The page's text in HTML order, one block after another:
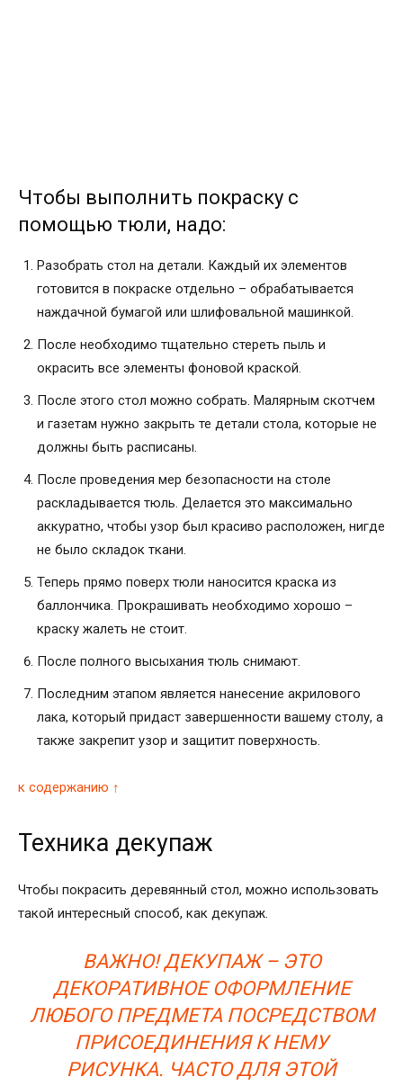
Чтобы выполнить покраску с
помощью тюли, надо:
Разобрать стол на детали. Каждый их элементов
готовится в покраске отдельно – обрабатывается
наждачной бумагой или шлифовальной машинкой.
После необходимо тщательно стереть пыль и
окрасить все элементы фоновой краской.
После этого стол можно собрать. Малярным скотчем
и газетам нужно закрыть те детали стола, которые не
должны быть расписаны.
После проведения мер безопасности на столе
раскладывается тюль. Делается это максимально
аккуратно, чтобы узор был красиво расположен, нигде
не было складок ткани.
Теперь прямо поверх тюли наносится краска из
баллончика. Прокрашивать необходимо хорошо –
краску жалеть не стоит.
После полного высыхания тюль снимают.
Последним этапом является нанесение акрилового
лака, который придаст завершенности вашему столу, а
также закрепит узор и защитит поверхность.
к содержанию ↑
Техника декупаж
Чтобы покрасить деревянный стол, можно использовать
такой интересный способ, как декупаж.
ВАЖНО! ДЕКУПАЖ – ЭТО
ДЕКОРАТИВНОЕ ОФОРМЛЕНИЕ
ЛЮБОГО ПРЕДМЕТА ПОСРЕДСТВОМ
ПРИСОЕДИНЕНИЯ К НЕМУ
РИСУНКА. ЧАСТО ДЛЯ ЭТОЙ